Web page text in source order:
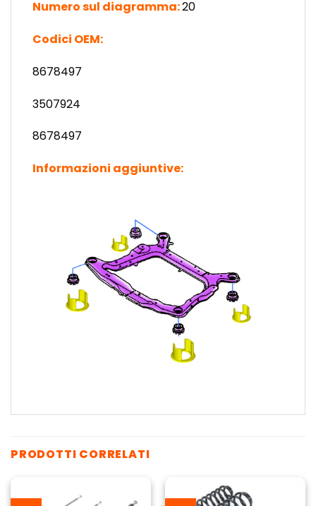
Numero sul diagramma:20
Codici OEM:
8678497
3507924
8678497
Informazioni aggiuntive:
PRODOTTI CORRELATI